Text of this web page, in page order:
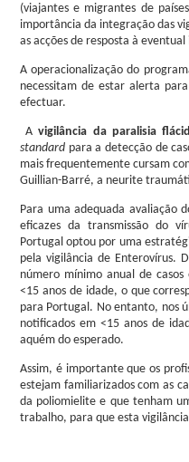
(viajantes e migrantes de
importância da integração das
as acções de resposta à
A operacionalização do
necessitam de estar alerta
efectuar.
Avigilância da paralisia
standardpara a detecção de
mais frequentemente cursam
Guillian-Barré, a neurite
Para uma adequada avaliação
eficazes da transmissão do
Portugal optou por uma
pela vigilância de Enterovírus.
número mínimo anual de
<15 anos de idade, o que
para Portugal. No entanto, nos
notificados em <15 anos de
aquém do esperado.
Assim, é importante que os
estejam familiarizados com as
da poliomielite e que tenham
trabalho, para que esta